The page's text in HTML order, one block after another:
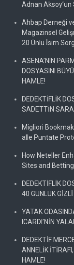
Adnan Aksoy’un
Ahbap Derneği
Magazinsel
20 Ünlü İsim
ASENA’NIN
DOSYASINI
HAMLE!
DEDEKTİFLİK
SADETTİN
Migliori
alle Puntate
How Neteller
Sites and
DEDEKTİFLİK
40 GÜNLÜK
YATAK
ICARDI’NİN
DEDEKTİF
ANNELİK
HAMLE!